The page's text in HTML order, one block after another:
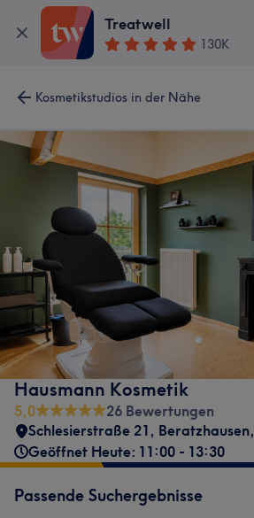
Treatwell
130K
Kosmetikstudios in der Nähe
Hausmann Kosmetik
5,0
26 Bewertungen
Schlesierstraße 21, Beratzhausen,
Geöffnet Heute: 11:00 - 13:30
Passende Suchergebnisse